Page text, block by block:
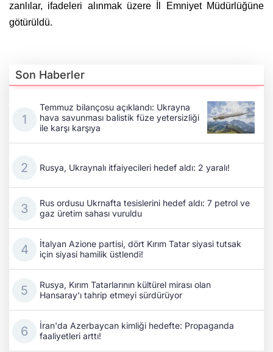
zanlılar, ifadeleri alınmak üzere İl Emniyet Müdürlüğüne
götürüldü.
Son Haberler
Temmuz bilançosu açıklandı: Ukrayna
hava savunması balistik füze yetersizliği
ile karşı karşıya
Rusya, Ukraynalı itfaiyecileri hedef aldı: 2 yaralı!
Rus ordusu Ukrnafta tesislerini hedef aldı: 7 petrol ve
gaz üretim sahası vuruldu
İtalyan Azione partisi, dört Kırım Tatar siyasi tutsak
için siyasi hamilik üstlendi!
Rusya, Kırım Tatarlarının kültürel mirası olan
Hansaray'ı tahrip etmeyi sürdürüyor
İran'da Azerbaycan kimliği hedefte: Propaganda
faaliyetleri arttı!